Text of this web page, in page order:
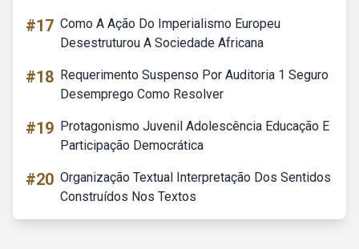
#17 Como A Ação Do Imperialismo Europeu
Desestruturou A Sociedade Africana
#18 Requerimento Suspenso Por Auditoria 1 Seguro
Desemprego Como Resolver
#19 Protagonismo Juvenil Adolescência Educação E
Participação Democrática
#20 Organização Textual Interpretação Dos Sentidos
Construídos Nos Textos